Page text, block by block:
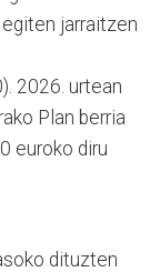
jarraitzen
2026. urtean
Plan berria
euroko diru
dituzten